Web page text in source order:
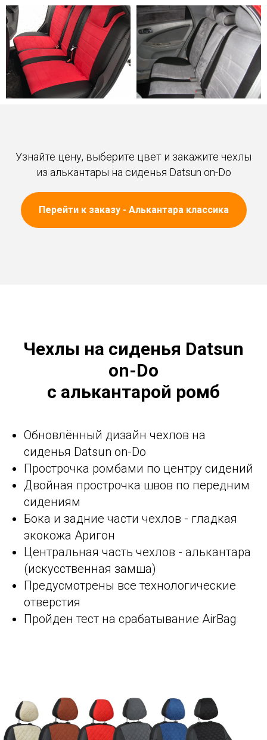
Узнайте цену, выберите цвет и закажите чехлы
из алькантары на сиденья Datsun on-Do
Перейти к заказу - Алькантара классика
Чехлы на сиденья Datsun
on-Do
с алькантарой ромб
Обновлённый дизайн чехлов на
сиденья Datsun on-Do
Прострочка ромбами по центру сидений
Двойная прострочка швов по передним
сидениям
Бока и задние части чехлов - гладкая
экокожа Аригон
Центральная часть чехлов - алькантара
(искусственная замша)
Предусмотрены все технологические
отверстия
Пройден тест на срабатывание AirBag